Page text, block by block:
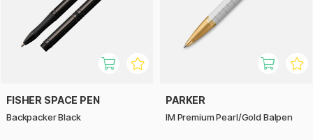
FISHER SPACE PEN
Backpacker Black
PARKER
IM Premium Pearl/Gold Balpen